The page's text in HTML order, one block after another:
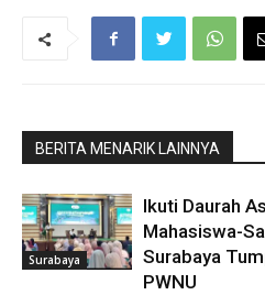
BERITA MENARIK LAINNYA
Surabaya
Ikuti Daurah
Mahasiswa-
Surabaya
PWNU